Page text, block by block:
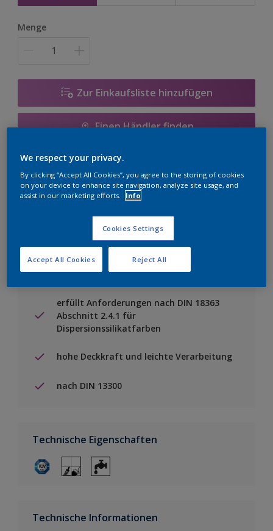
Menge
Zur Einkaufsliste hinzufügen
Einen Händler finden
Besondere Merkmale
hoch wasserdampfdurchlässig,
emissionsarm und lösemittelfrei
erfüllt Anforderungen nach DIN 18363
Abschnitt 2.4.1 für
Dispersionssilikatfarben
hohe Deckkraft und leichte Verarbeitung
nach DIN 13300
Technische Eigenschaften
Technische Informationen
We respect your privacy.
By clicking “Accept All Cookies”, you agree to the storing of cookies
on your device to enhance site navigation, analyze site usage, and
assist in our marketing efforts. Info
Cookies Settings
Reject All
Accept All Cookies